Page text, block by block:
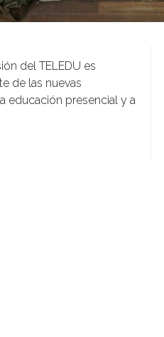
del TELEDU es
de las nuevas
educación presencial y a